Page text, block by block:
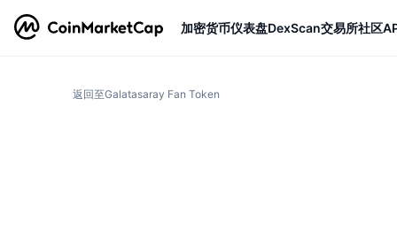
加密货币仪表盘DexScan交易所社区
返回至Galatasaray Fan Token